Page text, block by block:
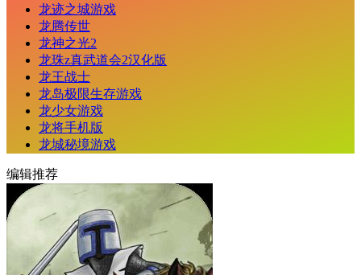
龙迹之城游戏
龙腾传世
龙神之光2
龙珠z真武道会2汉化版
龙王战士
龙岛极限生存游戏
龙少女游戏
龙将手机版
龙城秘境游戏
编辑推荐